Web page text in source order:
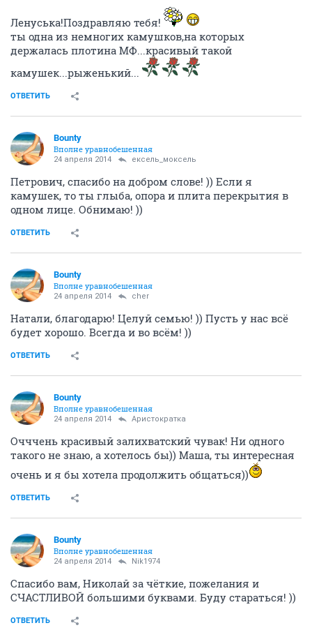
Ленуська!Поздравляю тебя!
ты одна из немногих камушков,на которых
держалась плотина МФ...красивый такой
камушек...рыженький...
ОТВЕТИТЬ
Bounty
Вполне уравнобешенная
24 апреля 2014 ексель_моксель
Петрович, спасибо на добром слове! )) Если я
камушек, то ты глыба, опора и плита перекрытия в
одном лице. Обнимаю! ))
ОТВЕТИТЬ
Bounty
Вполне уравнобешенная
24 апреля 2014 cher
Натали, благодарю! Целуй семью! )) Пусть у нас всё
будет хорошо. Всегда и во всём! ))
ОТВЕТИТЬ
Bounty
Вполне уравнобешенная
24 апреля 2014 Аристократка
Очччень красивый залихватский чувак! Ни одного
такого не знаю, а хотелось бы)) Маша, ты интересная
очень и я бы хотела продолжить общаться))
ОТВЕТИТЬ
Bounty
Вполне уравнобешенная
24 апреля 2014 Nik1974
Спасибо вам, Николай за чёткие, пожелания и
СЧАСТЛИВОЙ большими буквами. Буду стараться! ))
ОТВЕТИТЬ